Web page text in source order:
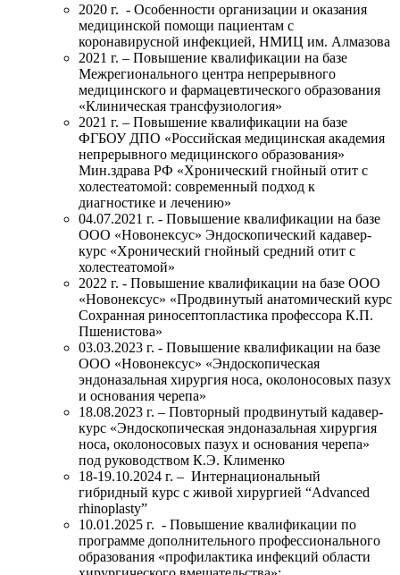
2020 г. - Особенности организации и оказания
медицинской помощи пациентам с
коронавирусной инфекцией, НМИЦ им. Алмазова
2021 г. – Повышение квалификации на базе
Межрегионального центра непрерывного
медицинского и фармацевтического образования
«Клиническая трансфузиология»
2021 г. – Повышение квалификации на базе
ФГБОУ ДПО «Российская медицинская академия
непрерывного медицинского образования»
Мин.здрава РФ «Хронический гнойный отит с
холестеатомой: современный подход к
диагностике и лечению»
04.07.2021 г. - Повышение квалификации на базе
ООО «Новонексус» Эндоскопический кадавер-
курс «Хронический гнойный средний отит с
холестеатомой»
2022 г. - Повышение квалификации на базе ООО
«Новонексус» «Продвинутый анатомический курс
Сохранная риносептопластика профессора К.П.
Пшенистова»
03.03.2023 г. - Повышение квалификации на базе
ООО «Новонексус» «Эндоскопическая
эндоназальная хирургия носа, околоносовых пазух
и основания черепа»
18.08.2023 г. – Повторный продвинутый кадавер-
курс «Эндоскопическая эндоназальная хирургия
носа, околоносовых пазух и основания черепа»
под руководством К.Э. Клименко
18-19.10.2024 г. – Интернациональный
гибридный курс с живой хирургией “Advanced
rhinoplasty”
10.01.2025 г. - Повышение квалификации по
программе дополнительного профессионального
образования «профилактика инфекций области